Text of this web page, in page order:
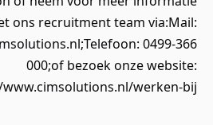
ons recruitment team via:Mail:
0499-366
000;of bezoek onze website:
www.cimsolutions.nl/werken-bij/